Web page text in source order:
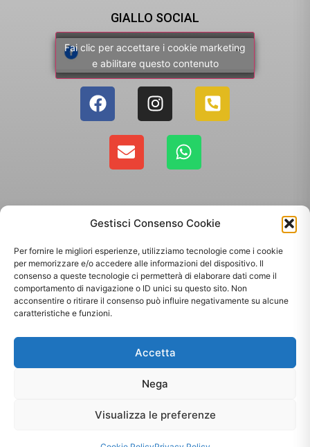
Gestisci Consenso Cookie
Per fornire le migliori esperienze, utilizziamo tecnologie come i cookie
per memorizzare e/o accedere alle informazioni del dispositivo. Il
consenso a queste tecnologie ci permetterà di elaborare dati come il
comportamento di navigazione o ID unici su questo sito. Non
acconsentire o ritirare il consenso può influire negativamente su alcune
caratteristiche e funzioni.
Accetta
Nega
Visualizza le preferenze
GIALLO SOCIAL
Fai clic per accettare i cookie marketing
e abilitare questo contenuto
Copyright 2025 - Giallo Sun sas di Sandonà Alessandro & C. | Via Roma 106,
35010 Massanzago PD | P.Iva: 03885160287
Sito web realizzato daOrezero Digital Agency
[matomo_opt_out]